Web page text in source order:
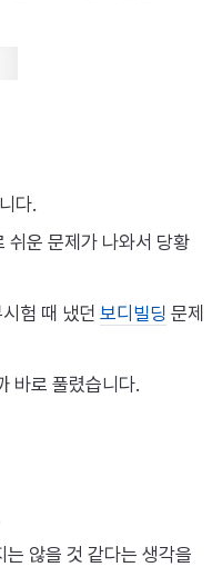
다.
쉬운 문제가 나와서 당황
험 때 냈던 보디빌딩 문제
바로 풀렸습니다.
않을 것 같다는 생각을